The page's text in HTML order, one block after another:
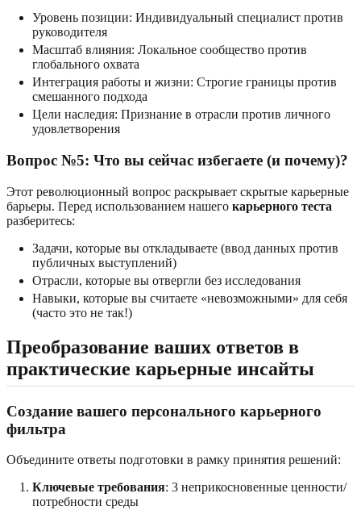
Уровень позиции: Индивидуальный специалист против
руководителя
Масштаб влияния: Локальное сообщество против
глобального охвата
Интеграция работы и жизни: Строгие границы против
смешанного подхода
Цели наследия: Признание в отрасли против личного
удовлетворения
Вопрос №5: Что вы сейчас избегаете (и почему)?
Этот революционный вопрос раскрывает скрытые карьерные
барьеры. Перед использованием нашего карьерного теста
разберитесь:
Задачи, которые вы откладываете (ввод данных против
публичных выступлений)
Отрасли, которые вы отвергли без исследования
Навыки, которые вы считаете «невозможными» для себя
(часто это не так!)
Преобразование ваших ответов в
практические карьерные инсайты
Создание вашего персонального карьерного
фильтра
Объедините ответы подготовки в рамку принятия решений:
Ключевые требования: 3 неприкосновенные ценности/
потребности среды